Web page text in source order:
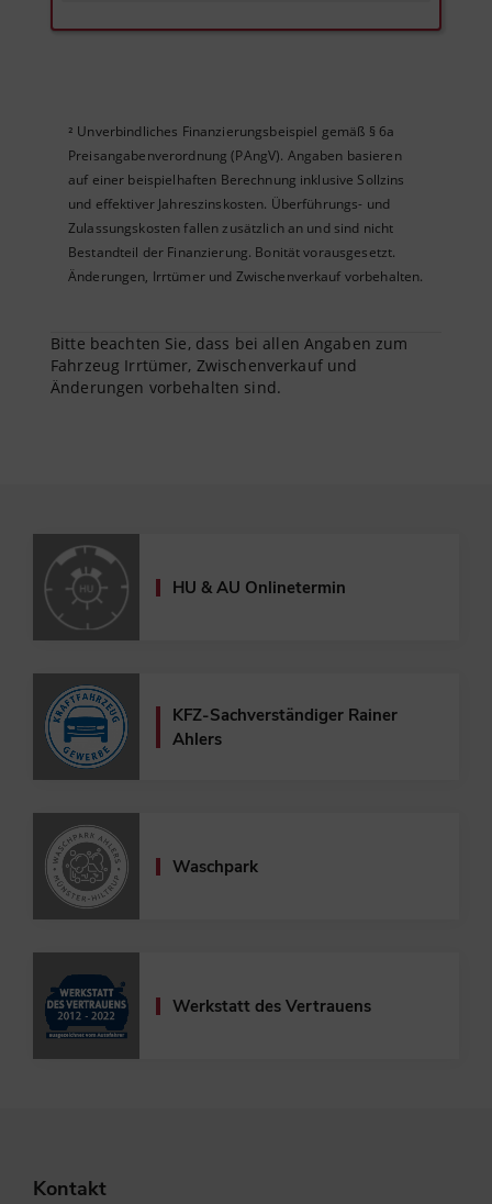
² Unverbindliches Finanzierungsbeispiel gemäß § 6a
Preisangabenverordnung (PAngV). Angaben basieren
auf einer beispielhaften Berechnung inklusive Sollzins
und effektiver Jahreszinskosten. Überführungs- und
Zulassungskosten fallen zusätzlich an und sind nicht
Bestandteil der Finanzierung. Bonität vorausgesetzt.
Änderungen, Irrtümer und Zwischenverkauf vorbehalten.
Bitte beachten Sie, dass bei allen Angaben zum
Fahrzeug Irrtümer, Zwischenverkauf und
Änderungen vorbehalten sind.
HU & AU Onlinetermin
KFZ-Sachverständiger Rainer
Ahlers
Waschpark
Werkstatt des Vertrauens
Kontakt